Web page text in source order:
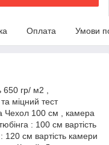
Оплата Умови
650 гр/ м2 ,
міцний тест
Чехол 100 см , камера
: 100 см вартість
см вартість камери